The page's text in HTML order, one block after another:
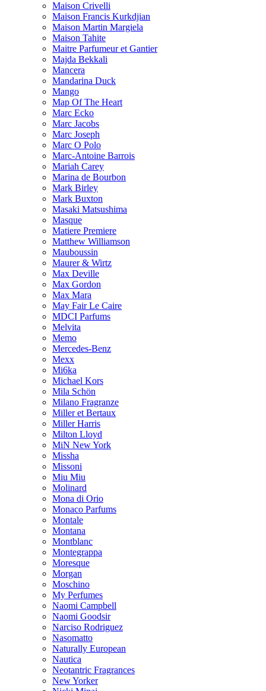
Maison Crivelli
Maison Francis Kurkdjian
Maison Martin Margiela
Maison Tahite
Maitre Parfumeur et Gantier
Majda Bekkali
Mancera
Mandarina Duck
Mango
Map Of The Heart
Marc Ecko
Marc Jacobs
Marc Joseph
Marc O Polo
Marc-Antoine Barrois
Mariah Carey
Marina de Bourbon
Mark Birley
Mark Buxton
Masaki Matsushima
Masque
Matiere Premiere
Matthew Williamson
Mauboussin
Maurer & Wirtz
Max Deville
Max Gordon
Max Mara
May Fair Le Caire
MDCI Parfums
Melvita
Memo
Mercedes-Benz
Mexx
Mi6ka
Michael Kors
Mila Schön
Milano Fragranze
Miller et Bertaux
Miller Harris
Milton Lloyd
MiN New York
Missha
Missoni
Miu Miu
Molinard
Mona di Orio
Monaco Parfums
Montale
Montana
Montblanc
Montegrappa
Moresque
Morgan
Moschino
My Perfumes
Naomi Campbell
Naomi Goodsir
Narciso Rodriguez
Nasomatto
Naturally European
Nautica
Neotantric Fragrances
New Yorker